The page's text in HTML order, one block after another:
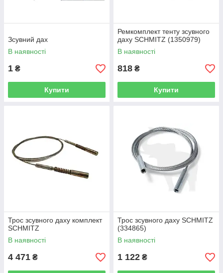
Зсувний дах
В наявності
1 ₴
Купити
Ремкомплект тенту зсувного
даху SCHMITZ (1350979)
В наявності
818 ₴
Купити
Трос зсувного даху комплект
SCHMITZ
В наявності
4 471 ₴
Трос зсувного даху SCHMITZ
(334865)
В наявності
1 122 ₴